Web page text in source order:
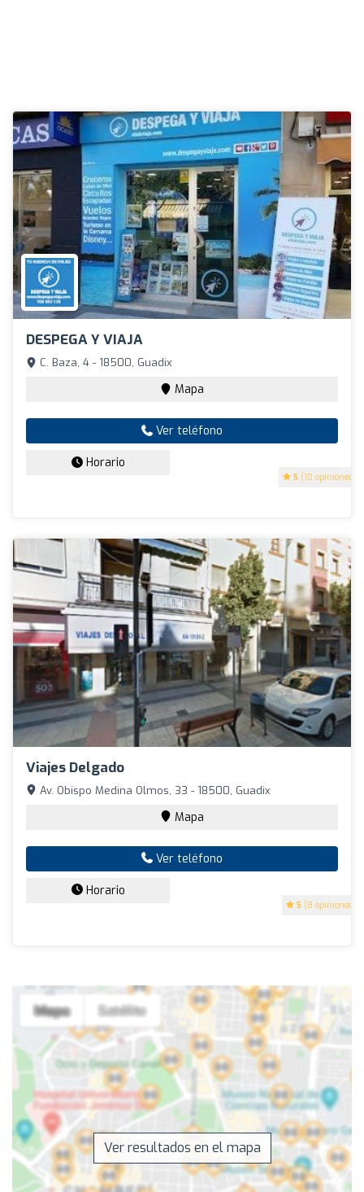
DESPEGA Y VIAJA
5 (10 opiniones)
C. Baza, 4 - 18500, Guadix
Mapa
Ver teléfono
Horario
Viajes Delgado
5 (8 opiniones)
Av. Obispo Medina Olmos, 33 - 18500, Guadix
Mapa
Ver teléfono
Horario
Ver resultados en el mapa